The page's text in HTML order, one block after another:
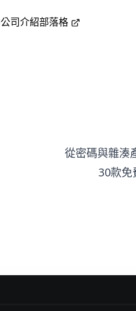
公司介紹部落格
從密碼與雜湊
30款免